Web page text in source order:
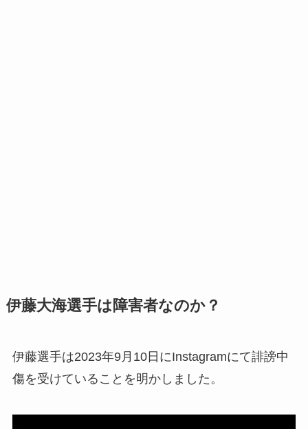
伊藤大海選手は障害者なのか？
伊藤選手は2023年9月10日にInstagramにて誹謗中
傷を受けていることを明かしました。